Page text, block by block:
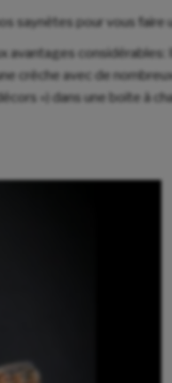
saynètes pour vous faire
crèche avec de
») dans une boite à